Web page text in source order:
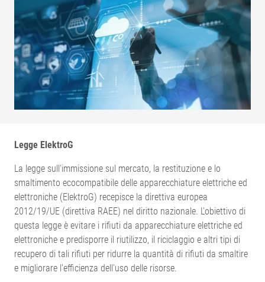
Legge ElektroG
La legge sull'immissione sul mercato, la restituzione e lo
smaltimento ecocompatibile delle apparecchiature elettriche ed
elettroniche (ElektroG) recepisce la direttiva europea
2012/19/UE (direttiva RAEE) nel diritto nazionale. L'obiettivo di
questa legge è evitare i rifiuti da apparecchiature elettriche ed
elettroniche e predisporre il riutilizzo, il riciclaggio e altri tipi di
recupero di tali rifiuti per ridurre la quantità di rifiuti da smaltire
e migliorare l'efficienza dell'uso delle risorse.